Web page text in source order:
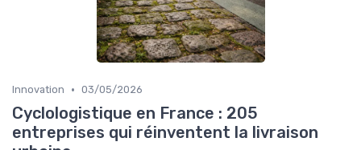
Innovation • 03/05/2026
Cyclologistique en France : 205
entreprises qui réinventent la livraison